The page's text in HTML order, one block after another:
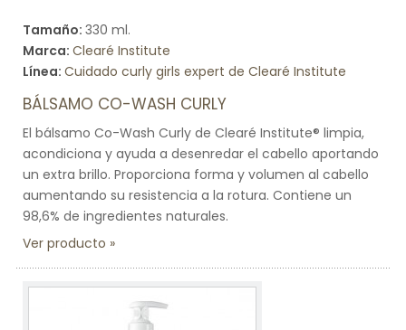
Tamaño: 330 ml.
Marca: Clearé Institute
Línea: Cuidado curly girls expert de Clearé Institute
BÁLSAMO CO-WASH CURLY
El bálsamo Co-Wash Curly de Clearé Institute® limpia,
acondiciona y ayuda a desenredar el cabello aportando
un extra brillo. Proporciona forma y volumen al cabello
aumentando su resistencia a la rotura. Contiene un
98,6% de ingredientes naturales.
Ver producto